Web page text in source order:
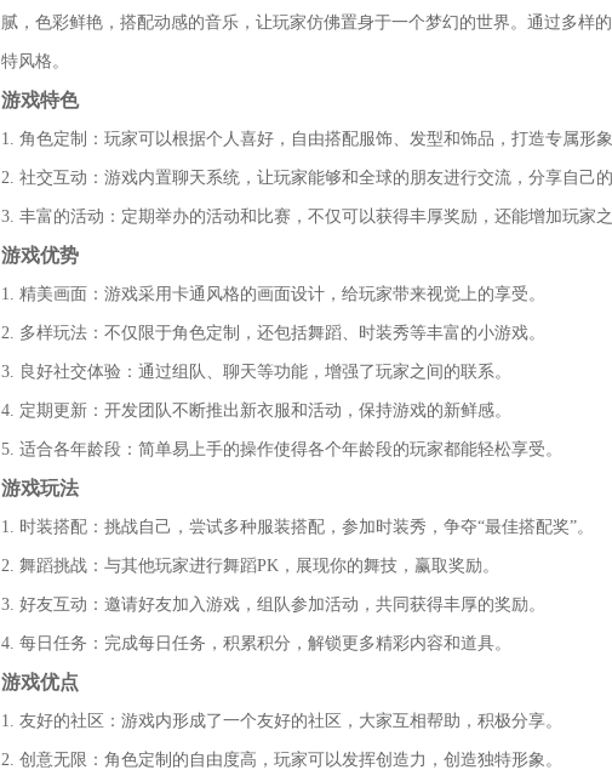
腻，色彩鲜艳，搭配动感的音乐，让玩家仿佛置身于一个梦幻的世界。通过多样
特风格。
游戏特色
1. 角色定制：玩家可以根据个人喜好，自由搭配服饰、发型和饰品，打造专属形象
2. 社交互动：游戏内置聊天系统，让玩家能够和全球的朋友进行交流，分享自己的
3. 丰富的活动：定期举办的活动和比赛，不仅可以获得丰厚奖励，还能增加玩家之
游戏优势
1. 精美画面：游戏采用卡通风格的画面设计，给玩家带来视觉上的享受。
2. 多样玩法：不仅限于角色定制，还包括舞蹈、时装秀等丰富的小游戏。
3. 良好社交体验：通过组队、聊天等功能，增强了玩家之间的联系。
4. 定期更新：开发团队不断推出新衣服和活动，保持游戏的新鲜感。
5. 适合各年龄段：简单易上手的操作使得各个年龄段的玩家都能轻松享受。
游戏玩法
1. 时装搭配：挑战自己，尝试多种服装搭配，参加时装秀，争夺“最佳搭配奖”。
2. 舞蹈挑战：与其他玩家进行舞蹈PK，展现你的舞技，赢取奖励。
3. 好友互动：邀请好友加入游戏，组队参加活动，共同获得丰厚的奖励。
4. 每日任务：完成每日任务，积累积分，解锁更多精彩内容和道具。
游戏优点
1. 友好的社区：游戏内形成了一个友好的社区，大家互相帮助，积极分享。
2. 创意无限：角色定制的自由度高，玩家可以发挥创造力，创造独特形象。